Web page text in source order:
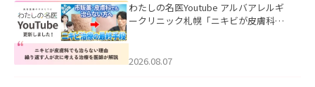
わたしの名医Youtube アルバアレルギ
ークリニック札幌「ニキビが皮膚科で
ました。
2026.08.07